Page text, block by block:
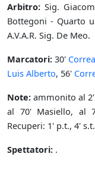
Arbitro: Sig.
Bottegoni - Quarto
A.V.A.R. Sig. De Meo.
Marcatori: 30' Correa
Luis Alberto, 56'
Note: ammonito al 2'
al 70' Masiello, al
Recuperi: 1' p.t., 4' s.t.
Spettatori: .